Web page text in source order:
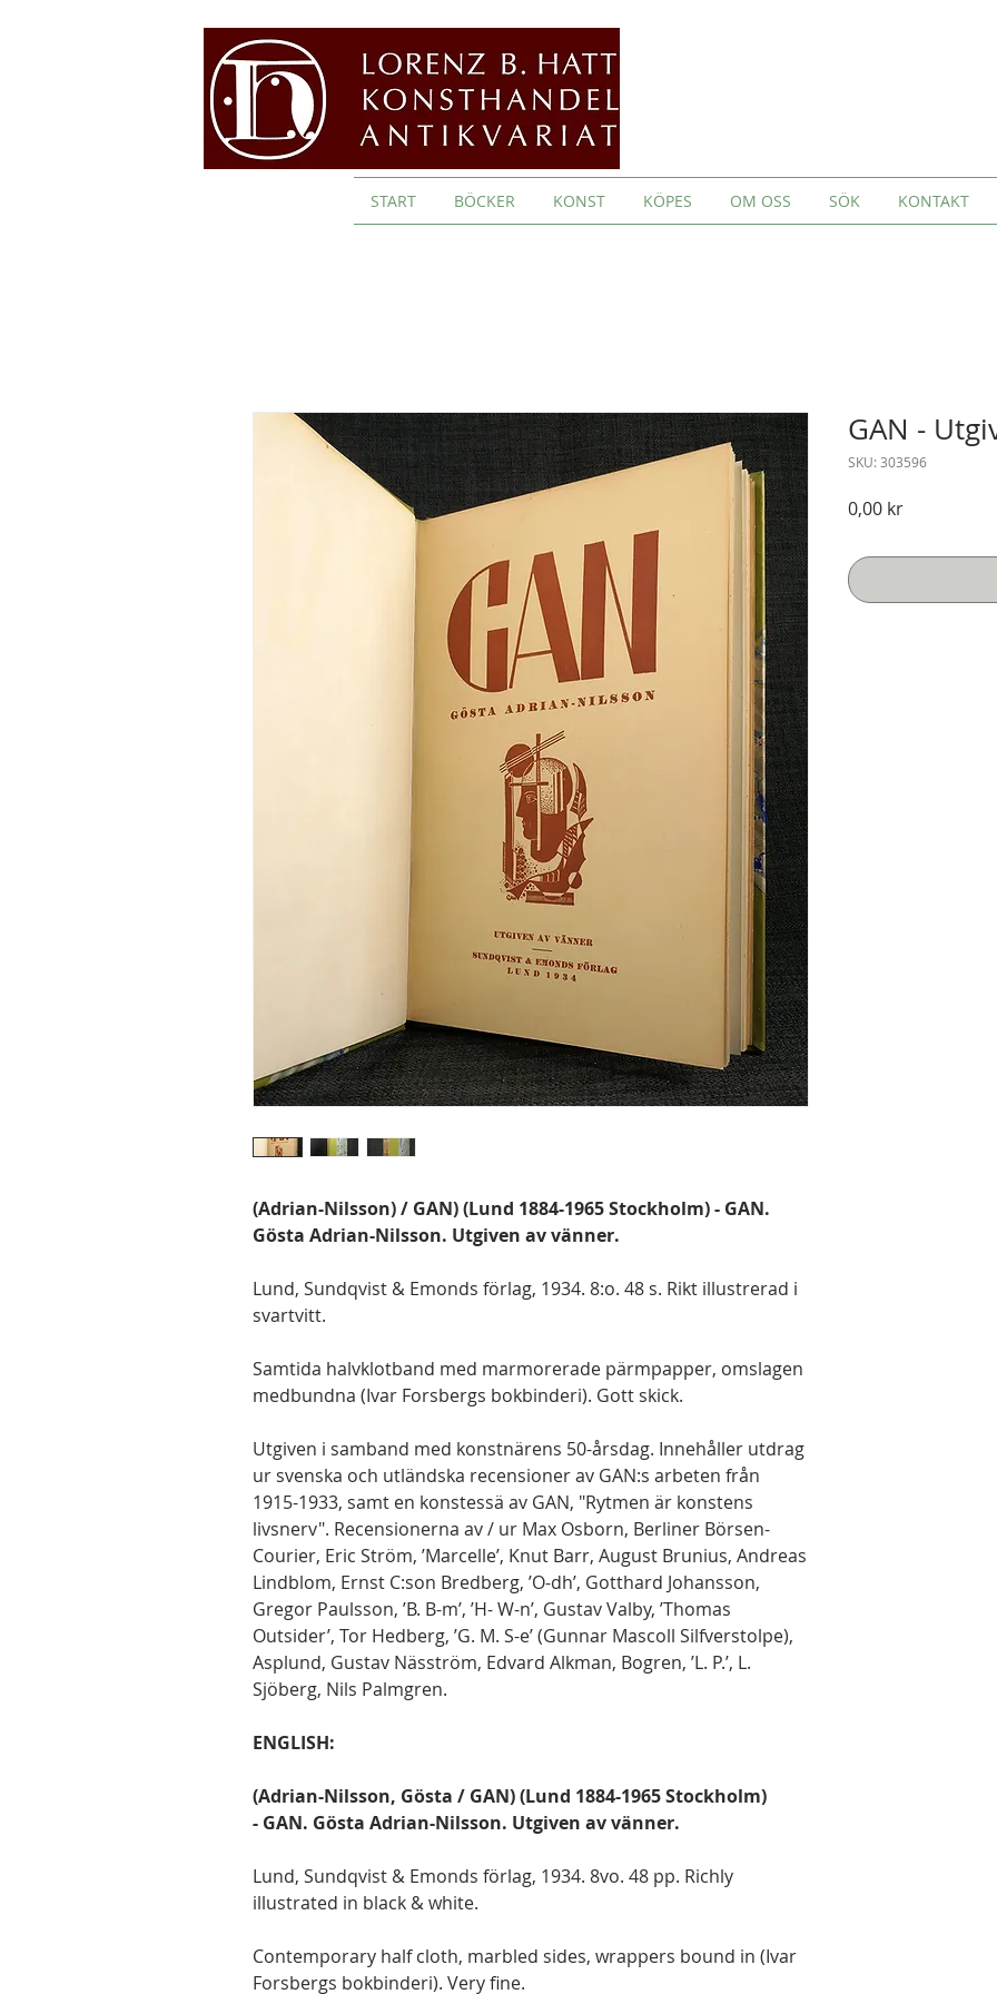
START BÖCKER KONST KÖPES OM OSS SÖK KONTAKT
(Adrian-Nilsson) / GAN) (Lund 1884-1965 Stockholm) - GAN.
Gösta Adrian-Nilsson. Utgiven av vänner.
Lund, Sundqvist & Emonds förlag, 1934. 8:o. 48 s. Rikt illustrerad i
svartvitt.
Samtida halvklotband med marmorerade pärmpapper, omslagen
medbundna (Ivar Forsbergs bokbinderi). Gott skick.
Utgiven i samband med konstnärens 50-årsdag. Innehåller utdrag
ur svenska och utländska recensioner av GAN:s arbeten från
1915-1933, samt en konstessä av GAN, "Rytmen är konstens
livsnerv". Recensionerna av / ur Max Osborn, Berliner Börsen-
Courier, Eric Ström, ’Marcelle’, Knut Barr, August Brunius, Andreas
Lindblom, Ernst C:son Bredberg, ’O-dh’, Gotthard Johansson,
Gregor Paulsson, ’B. B-m’, ’H- W-n’, Gustav Valby, ’Thomas
Outsider’, Tor Hedberg, ’G. M. S-e’ (Gunnar Mascoll Silfverstolpe),
Asplund, Gustav Näsström, Edvard Alkman, Bogren, ’L. P.’, L.
Sjöberg, Nils Palmgren.
ENGLISH:
(Adrian-Nilsson, Gösta / GAN) (Lund 1884-1965 Stockholm)
- GAN. Gösta Adrian-Nilsson. Utgiven av vänner.
Lund, Sundqvist & Emonds förlag, 1934. 8vo. 48 pp. Richly
illustrated in black & white.
Contemporary half cloth, marbled sides, wrappers bound in (Ivar
Forsbergs bokbinderi). Very fine.
GAN -
SKU: 303596
0,00 krPris